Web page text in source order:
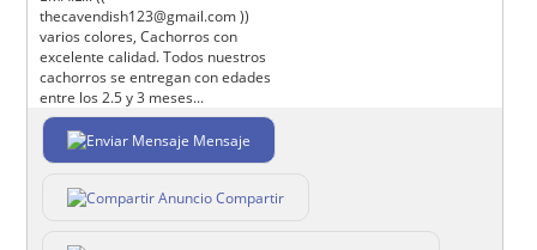
thecavendish123@gmail.com ))
varios colores, Cachorros con
excelente calidad. Todos nuestros
cachorros se entregan con edades
entre los 2.5 y 3 meses...
Mensaje
Compartir